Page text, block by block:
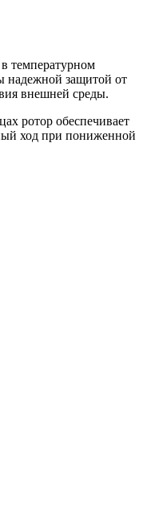
температурном
надежной защитой от
внешней среды.
ротор обеспечивает
ход при пониженной